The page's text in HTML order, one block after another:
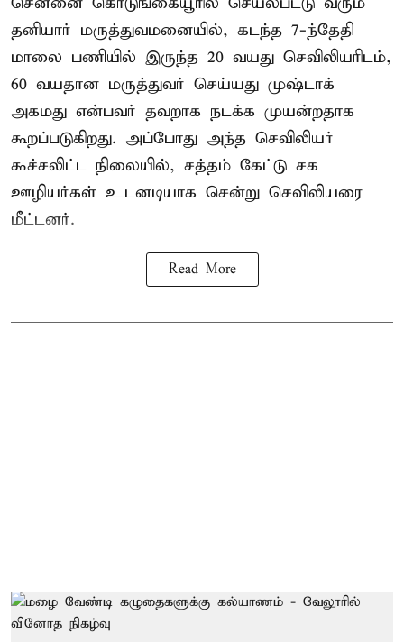
தனியார் மருத்துவமனையில், கடந்த 7-ந்தேதி
மாலை பணியில் இருந்த 20 வயது செவிலியரிடம்,
60 வயதான மருத்துவர் செய்யது முஷ்டாக்
அகமது என்பவர் தவறாக நடக்க முயன்றதாக
கூறப்படுகிறது. அப்போது அந்த செவிலியர்
கூச்சலிட்ட நிலையில், சத்தம் கேட்டு சக
ஊழியர்கள் உடனடியாக சென்று செவிலியரை
மீட்டனர்.
Read More